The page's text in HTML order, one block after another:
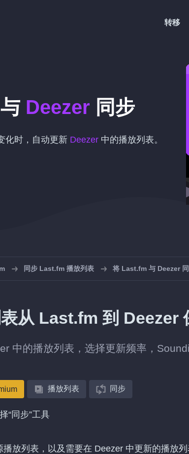
转移
与 Deezer 同步
化时，自动更新 Deezer 中的播放列表。
同步 Last.fm 播放列表 将 Last.fm 与 Deezer
从 Last.fm 到 Deezer
中的播放列表，选择更新频率，
播放列表 同步
“同步”工具
放列表，以及需要在 Deezer 中更新的播放列